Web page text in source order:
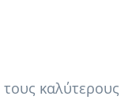
καλύτερους